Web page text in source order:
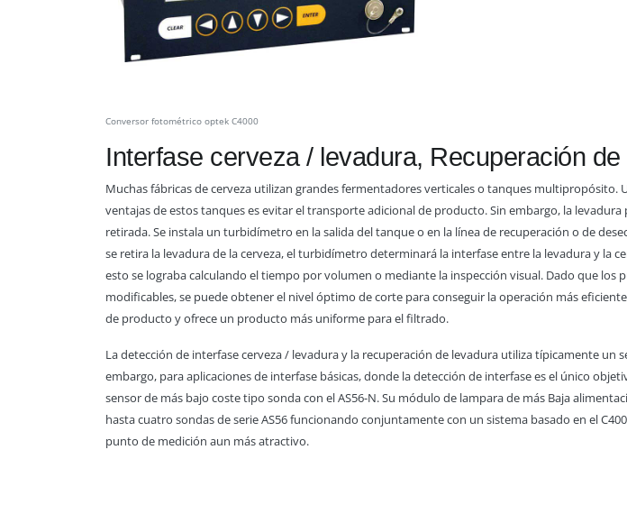
Conversor fotométrico optek C4000
Interfase cerveza / levadura, Recuperación
Muchas fábricas de cerveza utilizan grandes fermentadores verticales o tanques multipropósito.
ventajas de estos tanques es evitar el transporte adicional de producto. Sin embargo, la levadura
retirada. Se instala un turbidímetro en la salida del tanque o en la línea de recuperación o de
se retira la levadura de la cerveza, el turbidímetro determinará la interfase entre la levadura y la
esto se lograba calculando el tiempo por volumen o mediante la inspección visual. Dado que los
modificables, se puede obtener el nivel óptimo de corte para conseguir la operación más
de producto y ofrece un producto más uniforme para el filtrado.
La detección de interfase cerveza / levadura y la recuperación de levadura utiliza típicamente un
embargo, para aplicaciones de interfase básicas, donde la detección de interfase es el único
sensor de más bajo coste tipo sonda con el AS56-N. Su módulo de lampara de más Baja
hasta cuatro sondas de serie AS56 funcionando conjuntamente con un sistema basado en el
punto de medición aun más atractivo.